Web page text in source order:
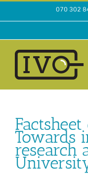
Ga
070 302
Towards
research